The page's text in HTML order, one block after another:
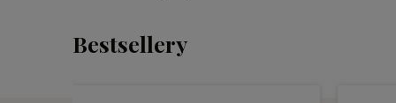
Bestsellery